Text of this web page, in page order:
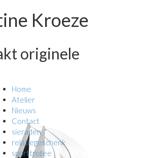
Kroeze
originele
Home
Atelier
Nieuws
Contact
sieraden
relatiegeschenk
sporttrofee